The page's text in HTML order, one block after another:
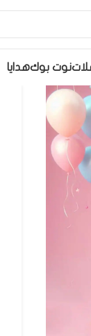
نوت بوكهدايا